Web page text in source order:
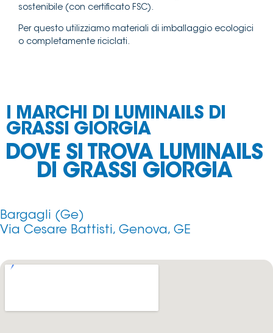
sostenibile (con certificato FSC).
Per questo utilizziamo materiali di imballaggio ecologici
o completamente riciclati.
I MARCHI DI LUMINAILS DI
GRASSI GIORGIA
DOVE SI TROVA LUMINAILS
DI GRASSI GIORGIA
Bargagli (Ge)
Via Cesare Battisti, Genova, GE